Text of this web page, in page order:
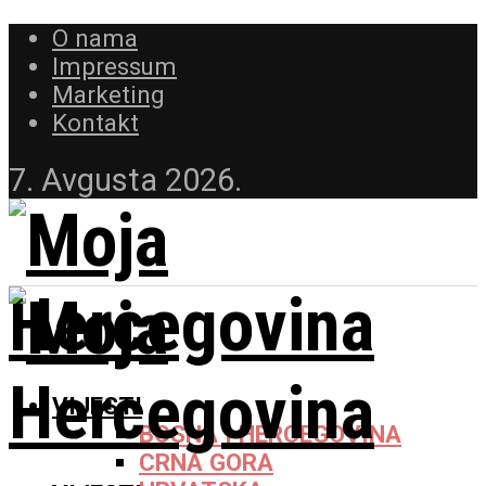
O nama
Impressum
Marketing
Kontakt
7. Avgusta 2026.
VIJESTI
BOSNA I HERCEGOVINA
CRNA GORA